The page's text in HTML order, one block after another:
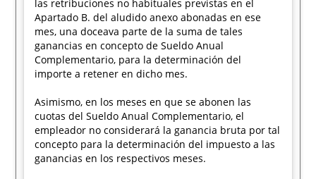
las retribuciones no habituales previstas en el
Apartado B. del aludido anexo abonadas en ese
mes, una doceava parte de la suma de tales
ganancias en concepto de Sueldo Anual
Complementario, para la determinación del
importe a retener en dicho mes.
Asimismo, en los meses en que se abonen las
cuotas del Sueldo Anual Complementario, el
empleador no considerará la ganancia bruta por tal
concepto para la determinación del impuesto a las
ganancias en los respectivos meses.